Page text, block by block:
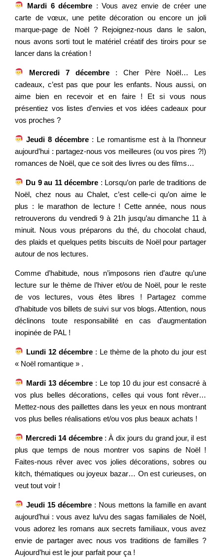
Mardi 6 décembre : Vous avez envie de créer une
carte de vœux, une petite décoration ou encore un joli
marque-page de Noël ? Rejoignez-nous dans le salon,
nous avons sorti tout le matériel créatif des tiroirs pour se
lancer dans la création !
Mercredi 7 décembre : Cher Père Noël… Les
cadeaux, c’est pas que pour les enfants. Nous aussi, on
aime bien en recevoir et en faire ! Et si vous nous
présentiez vos listes d’envies et vos idées cadeaux pour
vos proches ?
Jeudi 8 décembre : Le romantisme est à la l’honneur
aujourd’hui : partagez-nous vos meilleures (ou vos pires ?!)
romances de Noël, que ce soit des livres ou des films…
Du 9 au 11 décembre : Lorsqu’on parle de traditions de
Noël, chez nous au Chalet, c’est celle-ci qu’on aime le
plus : le marathon de lecture ! Cette année, nous nous
retrouverons du vendredi 9 à 21h jusqu’au dimanche 11 à
minuit. Nous vous préparons du thé, du chocolat chaud,
des plaids et quelques petits biscuits de Noël pour partager
autour de nos lectures.
Comme d’habitude, nous n’imposons rien d’autre qu’une
lecture sur le thème de l’hiver et/ou de Noël, pour le reste
de vos lectures, vous êtes libres ! Partagez comme
d’habitude vos billets de suivi sur vos blogs. Attention, nous
déclinons toute responsabilité en cas d’augmentation
inopinée de PAL !
Lundi 12 décembre: Le thème de la photo du jour est
« Noël romantique » .
Mardi 13 décembre: Le top 10 du jour est consacré à
vos plus belles décorations, celles qui vous font rêver…
Mettez-nous des paillettes dans les yeux en nous montrant
vos plus belles réalisations et/ou vos plus beaux achats !
Mercredi 14 décembre: À dix jours du grand jour, il est
plus que temps de nous montrer vos sapins de Noël !
Faites-nous rêver avec vos jolies décorations, sobres ou
kitch, thématiques ou joyeux bazar… On est curieuses, on
veut tout voir !
Jeudi 15 décembre: Nous mettons la famille en avant
aujourd’hui : vous avez lu/vu des sagas familiales de Noël,
vous adorez les romans aux secrets familiaux, vous avez
envie de partager avec nous vos traditions de familles ?
Aujourd’hui est le jour parfait pour ça !